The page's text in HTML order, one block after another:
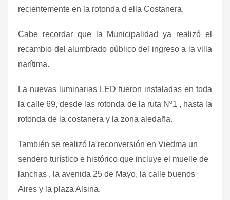
recientemente en la rotonda d ella Costanera.
Cabe recordar que la Municipalidad ya realizó el
recambio del alumbrado público del ingreso a la villa
narítima.
La nuevas luminarias LED fueron instaladas en toda
la calle 69, desde las rotonda de la ruta Nº1 , hasta la
rotonda de la costanera y la zona aledaña.
También se realizó la reconversión en Viedma un
sendero turístico e histórico que incluye el muelle de
lanchas , la avenida 25 de Mayo, la calle buenos
Aires y la plaza Alsina.